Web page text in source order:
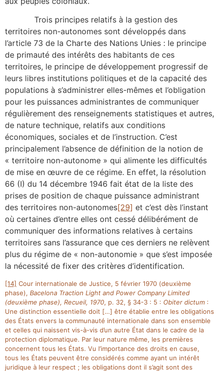
Trois principes relatifs à la gestion des
territoires non-autonomes sont développés dans
l’article 73 de la Charte des Nations Unies : le principe
de primauté des intérêts des habitants de ces
territoires, le principe de développement progressif de
leurs libres institutions politiques et de la capacité des
populations à s’administrer elles-mêmes et l’obligation
pour les puissances administrantes de communiquer
régulièrement des renseignements statistiques et autres,
de nature technique, relatifs aux conditions
économiques, sociales et de l’instruction. C’est
principalement l’absence de définition de la notion de
« territoire non-autonome » qui alimente les difficultés
de mise en œuvre de ce régime. En effet, la résolution
66 (I) du 14 décembre 1946 fait état de la liste des
prises de position de chaque puissance administrant
des territoires non-autonomes[29] et c’est dès l’instant
où certaines d’entre elles ont cessé délibérément de
communiquer des informations relatives à certains
territoires sans l’assurance que ces derniers ne relèvent
plus du régime de « non-autonomie » que s’est imposée
la nécessité de fixer des critères d’identification.
[14] Cour internationale de Justice, 5 février 1970 (deuxième
phase), Bacelona Traction Light and Power Company Limited
(deuxième phase), Recueil, 1970, p. 32, § 34-3 : 5 : Obiter dictum :
Une distinction essentielle doit […] être établie entre les obligations
des États envers la communauté internationale dans son ensemble
et celles qui naissent vis-à-vis d’un autre État dans le cadre de la
protection diplomatique. Par leur nature même, les premières
concernent tous les États. Vu l’importance des droits en cause,
tous les États peuvent être considérés comme ayant un intérêt
juridique à leur respect ; les obligations dont il s’agit sont des